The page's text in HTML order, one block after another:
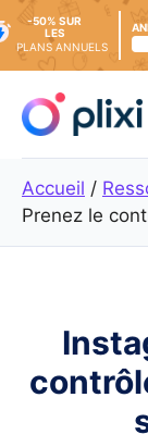
content
-50% SUR
LES
PLANS ANNUELS
Accueil /
Prenez le